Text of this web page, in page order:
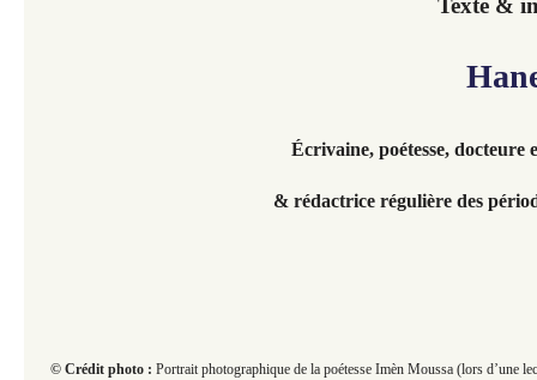
Texte &
Écrivaine, poétesse,
& rédactrice régulière des
© Crédit photo : Portrait photographique de la poétesse Imèn Moussa (lors d’une